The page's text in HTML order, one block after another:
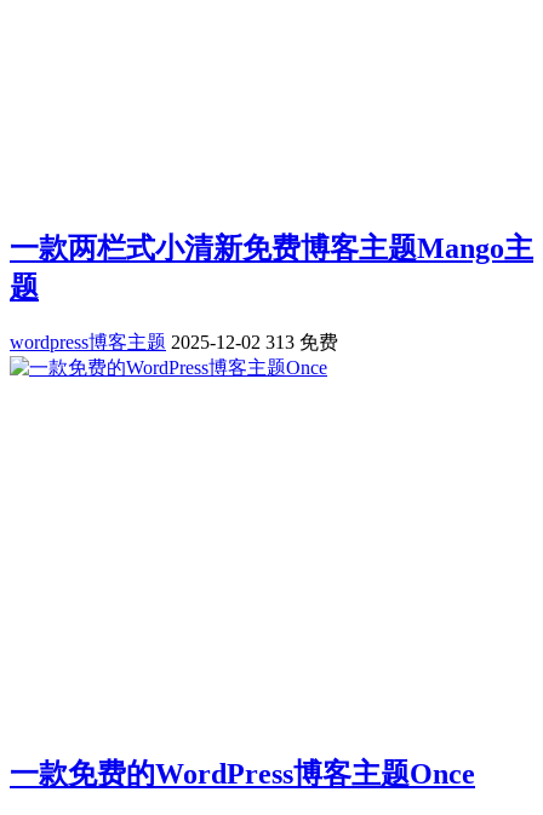
一款两栏式小清新免费博客主题Mango主
题
wordpress博客主题 2025-12-02 313 免费
一款免费的WordPress博客主题Once